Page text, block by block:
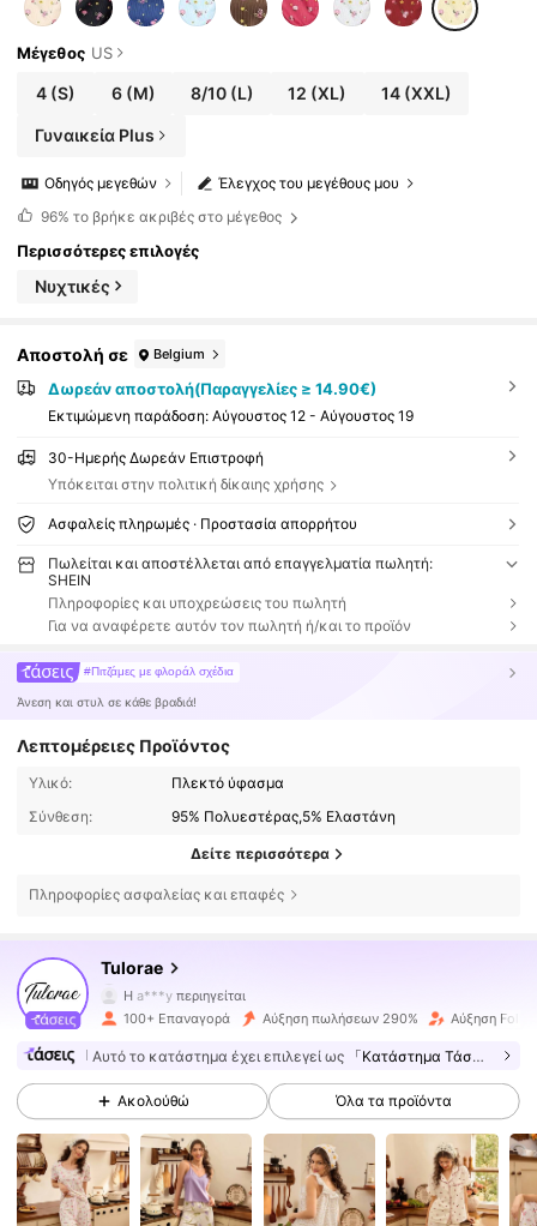
ουλούδια, Γυναικείο Σετ Πιτζάμας με Λουλ
ούδια
Μέγεθος US
4 (S) 6 (M) 8/10(L) 12 (XL) 14 (XXL)
Γυναικεία Plus
Έλεγχος του μεγέθους μου
Οδηγός μεγεθών
96% το βρήκε ακριβές στο μέγεθος
Περισσότερες επιλογές
Νυχτικές
Αποστολή σε Belgium
Δωρεάν αποστολή(Παραγγελίες ≥ 14.90€)
Εκτιμώμενη παράδοση: Αύγουστος 12 - Αύγουστος 19
30-Ημερής Δωρεάν Επιστροφή
Υπόκειται στην πολιτική δίκαιης χρήσης
Ασφαλείς πληρωμές · Προστασία απορρήτου
Πωλείται και αποστέλλεται από επαγγελματία πωλητή:
SHEIN
Πληροφορίες και υποχρεώσεις του πωλητή
Για να αναφέρετε αυτόν τον πωλητή ή/και το προϊόν
#Πιτζάμες με φλοράλ σχέδια
Άνεση και στυλ σε κάθε βραδιά!
Λεπτομέρειες Προϊόντος
Υλικό:
Πλεκτό ύφασμα
Σύνθεση:
95% Πολυεστέρας,5% Ελαστάνη
Δείτε περισσότερα
Πληροφορίες ασφαλείας και επαφές
Tulorae
H a***yπεριηγείται
4.62
4.1K Ακόλουθοι
4.62 4.1K Ακόλουθοι
4.62 4.1K Ακόλουθοι
100+ Επαναγορά Αύξηση πωλήσεων 290% Αύξηση
Αυτό το κατάστημα έχει επιλεγεί ως 「Κατάστημα Τάσεων」
Ακολούθώ Όλα τα προϊόντα